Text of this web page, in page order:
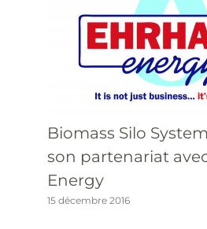
Biomass Silo
son partenariat
Energy
15 décembre 2016